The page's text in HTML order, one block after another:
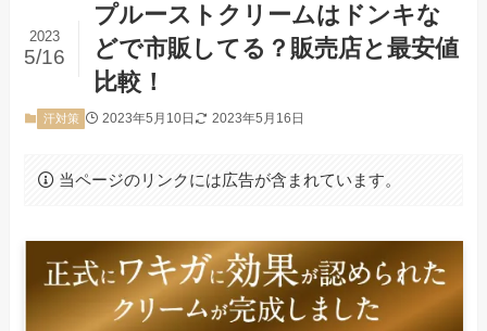
プルーストクリームはドンキな
どで市販してる？販売店と最安値
比較！
2023
5/16
汗対策 2023年5月10日 2023年5月16日
当ページのリンクには広告が含まれています。